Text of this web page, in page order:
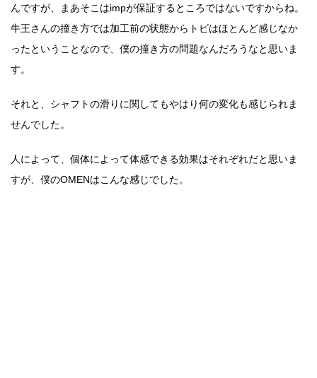
んですが、まあそこはimpが保証するところではないですからね。
牛王さんの撞き方では加工前の状態からトビはほとんど感じなか
ったということなので、僕の撞き方の問題なんだろうなと思いま
す。
それと、シャフトの滑りに関してもやはり何の変化も感じられま
せんでした。
人によって、個体によって体感できる効果はそれぞれだと思いま
すが、僕のOMENはこんな感じでした。